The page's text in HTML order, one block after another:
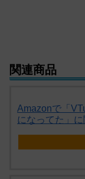
関連商品
Amazonで「
になってた」